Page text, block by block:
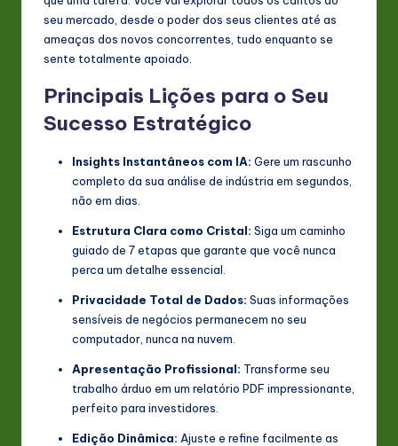
seu mercado, desde o poder dos seus clientes até as
ameaças dos novos concorrentes, tudo enquanto se
sente totalmente apoiado.
Principais Lições para o Seu
Sucesso Estratégico
Insights Instantâneos com IA: Gere um rascunho
completo da sua análise de indústria em segundos,
não em dias.
Estrutura Clara como Cristal: Siga um caminho
guiado de 7 etapas que garante que você nunca
perca um detalhe essencial.
Privacidade Total de Dados: Suas informações
sensíveis de negócios permanecem no seu
computador, nunca na nuvem.
Apresentação Profissional: Transforme seu
trabalho árduo em um relatório PDF impressionante,
perfeito para investidores.
Edição Dinâmica: Ajuste e refine facilmente as